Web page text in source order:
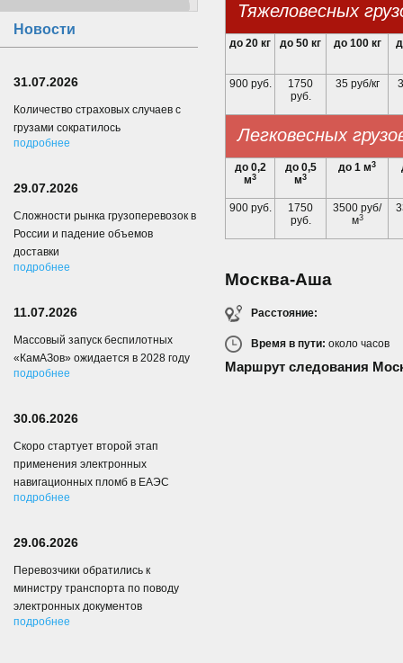
Тяжеловесных
до 20 кг до 50 кг до 100 кг
900 руб.
1750
руб.
35 руб/кг
Легковесных
до 0,2
м3
до 0,5
м3
до 1 м3
900 руб.
1750
руб.
3500 руб/
м3
Москва-Аша
Расстояние:
Время в пути: около часов
Маршрут следования
Новости
31.07.2026
Количество страховых случаев с
грузами сократилось
подробнее
29.07.2026
Сложности рынка грузоперевозок в
России и падение объемов
доставки
подробнее
11.07.2026
Массовый запуск беспилотных
«КамАЗов» ожидается в 2028 году
подробнее
30.06.2026
Скоро стартует второй этап
применения электронных
навигационных пломб в ЕАЭС
подробнее
29.06.2026
Перевозчики обратились к
министру транспорта по поводу
электронных документов
подробнее